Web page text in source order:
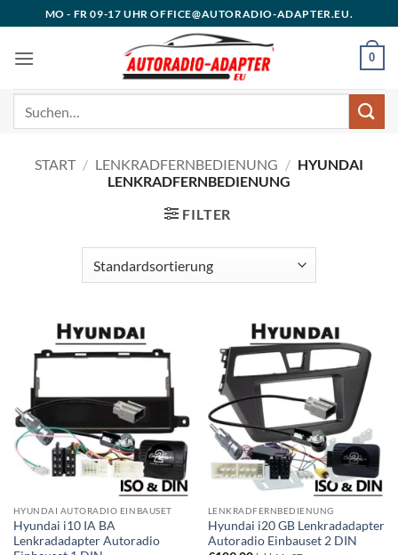
Inhalt
springen
MO - FR 09-17 UHR OFFICE@AUTORADIO-ADAPTER.EU.
0
START / LENKRADFERNBEDIENUNG / HYUNDAI
LENKRADFERNBEDIENUNG
FILTER
HYUNDAI AUTORADIO EINBAUSET
Hyundai i10 IA BA
Lenkradadapter Autoradio
LENKRADFERNBEDIENUNG
Hyundai i20 GB Lenkradadapter
Autoradio Einbauset 2 DIN